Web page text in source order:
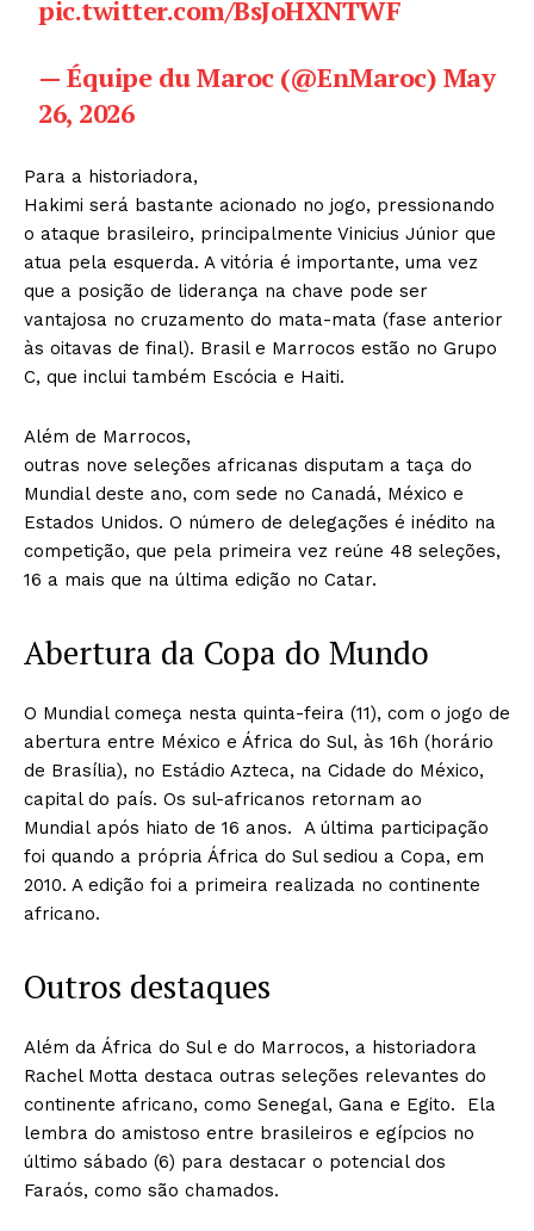
pic.twitter.com/BsJoHXNTWF
— Équipe du Maroc (@EnMaroc) May
26, 2026
Para a historiadora,
Hakimi será bastante acionado no jogo, pressionando
o ataque brasileiro, principalmente Vinicius Júnior que
atua pela esquerda. A vitória é importante, uma vez
que a posição de liderança na chave pode ser
vantajosa no cruzamento do mata-mata (fase anterior
às oitavas de final). Brasil e Marrocos estão no Grupo
C, que inclui também Escócia e Haiti.
Além de Marrocos,
outras nove seleções africanas disputam a taça do
Mundial deste ano, com sede no Canadá, México e
Estados Unidos. O número de delegações é inédito na
competição, que pela primeira vez reúne 48 seleções,
16 a mais que na última edição no Catar.
Abertura da Copa do Mundo
O Mundial começa nesta quinta-feira (11), com o jogo de
abertura entre México e África do Sul, às 16h (horário
de Brasília), no Estádio Azteca, na Cidade do México,
capital do país. Os sul-africanos retornam ao
Mundial após hiato de 16 anos. A última participação
foi quando a própria África do Sul sediou a Copa, em
2010. A edição foi a primeira realizada no continente
africano.
Outros destaques
Além da África do Sul e do Marrocos, a historiadora
Rachel Motta destaca outras seleções relevantes do
continente africano, como Senegal, Gana e Egito. Ela
lembra do amistoso entre brasileiros e egípcios no
último sábado (6) para destacar o potencial dos
Faraós, como são chamados.